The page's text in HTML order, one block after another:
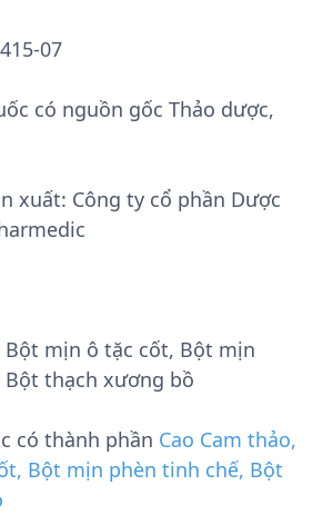
07
có nguồn gốc Thảo dược,
xuất: Công ty cổ phần Dược
Bột mịn ô tặc cốt, Bột mịn
thạch xương bồ
có thành phần Cao Cam thảo,
Bột mịn phèn tinh chế, Bột